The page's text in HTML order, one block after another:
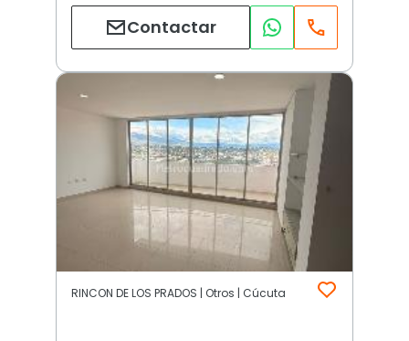
Contactar
RINCON DE LOS PRADOS | Otros | Cúcuta